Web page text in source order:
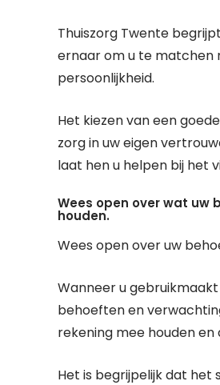
Thuiszorg Twente
ernaar om u te matchen
persoonlijkheid.
Het kiezen van een
zorg in uw eigen
laat hen u helpen bij het
Wees open over wat uw
houden.
Wees open over uw
Wanneer u
behoeften en
rekening mee houden
Het is begrijpelijk dat het